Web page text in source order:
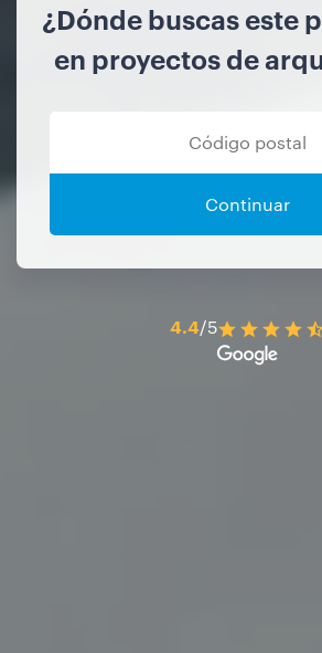
¿Dónde buscas este
en proyectos de
Continuar
4.4/5